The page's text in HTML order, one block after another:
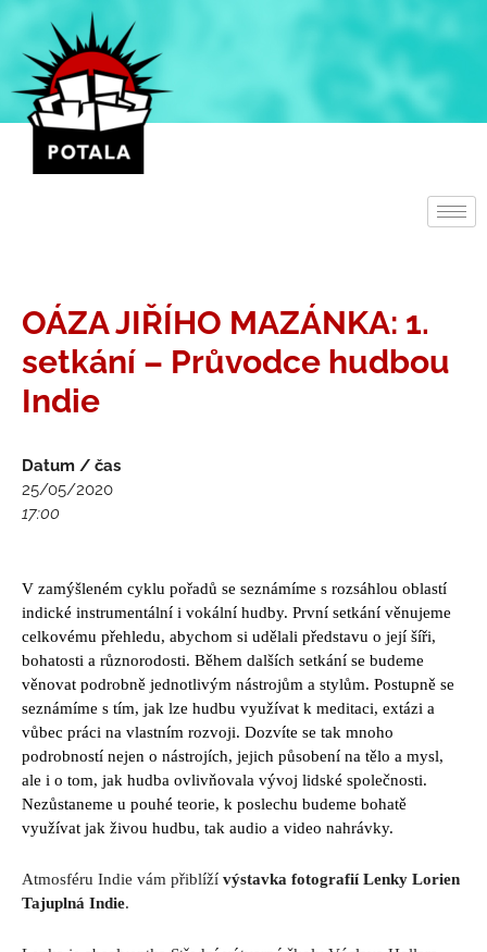
Přeskočit
obsah
OÁZA JIŘÍHO MAZÁNKA: 1.
setkání – Průvodce hudbou
Indie
Datum / čas
25/05/2020
17:00
V zamýšleném cyklu pořadů se seznámíme s rozsáhlou oblastí
indické instrumentální i vokální hudby. První setkání věnujeme
celkovému přehledu, abychom si udělali představu o její šíři,
bohatosti a různorodosti. Během dalších setkání se budeme
věnovat podrobně jednotlivým nástrojům a stylům. Postupně se
seznámíme s tím, jak lze hudbu využívat k meditaci, extázi a
vůbec práci na vlastním rozvoji. Dozvíte se tak mnoho
podrobností nejen o nástrojích, jejich působení na tělo a mysl,
ale i o tom, jak hudba ovlivňovala vývoj lidské společnosti.
Nezůstaneme u pouhé teorie, k poslechu budeme bohatě
využívat jak živou hudbu, tak audio a video nahrávky.
Atmosféru Indie vám přiblíží výstavka fotografiíLenky Lorien
Tajuplná Indie.